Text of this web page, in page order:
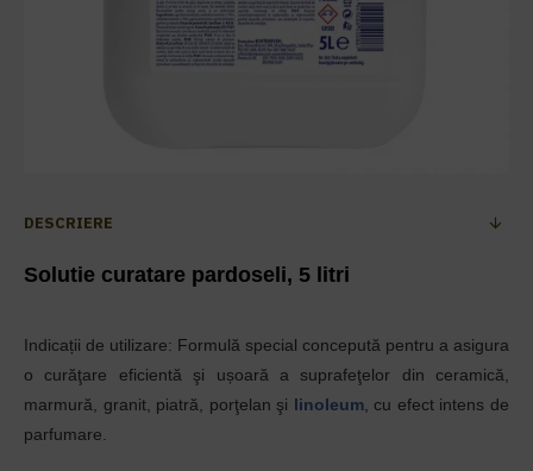
DESCRIERE
Solutie curatare pardoseli, 5 litri
Indicații de utilizare: Formulă special concepută pentru a asigura
o curăţare eficientă şi ușoară a suprafeţelor din ceramică,
marmură, granit, piatră, porţelan şi linoleum, cu efect intens de
parfumare.